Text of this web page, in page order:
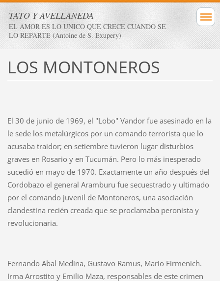
TATO Y AVELLANEDA
EL AMOR ES LO UNICO QUE CRECE CUANDO SE
LO REPARTE (Antoine de S. Exupery)
LOS MONTONEROS
El 30 de junio de 1969, el "Lobo" Vandor fue asesinado en la
le sede los metalúrgicos por un comando terrorista que lo
acusaba traidor; en setiembre tuvieron lugar disturbios
graves en Rosario y en Tucumán. Pero lo más inesperado
sucedió en mayo de 1970. Exactamente un año después del
Cordobazo el general Aramburu fue secuestrado y ultimado
por el comando juvenil de Montoneros, una asociación
clandestina recién creada que se proclamaba peronista y
revolucionaria.
Fernando Abal Medina, Gustavo Ramus, Mario Firmenich.
Irma Arrostito y Emilio Maza, responsables de este crimen